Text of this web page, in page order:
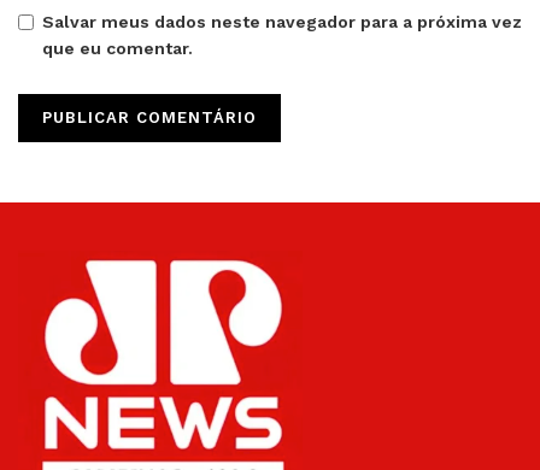
Salvar meus dados neste navegador para a próxima vez
que eu comentar.